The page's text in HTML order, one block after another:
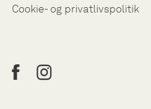
Cookie- og privatlivspolitik